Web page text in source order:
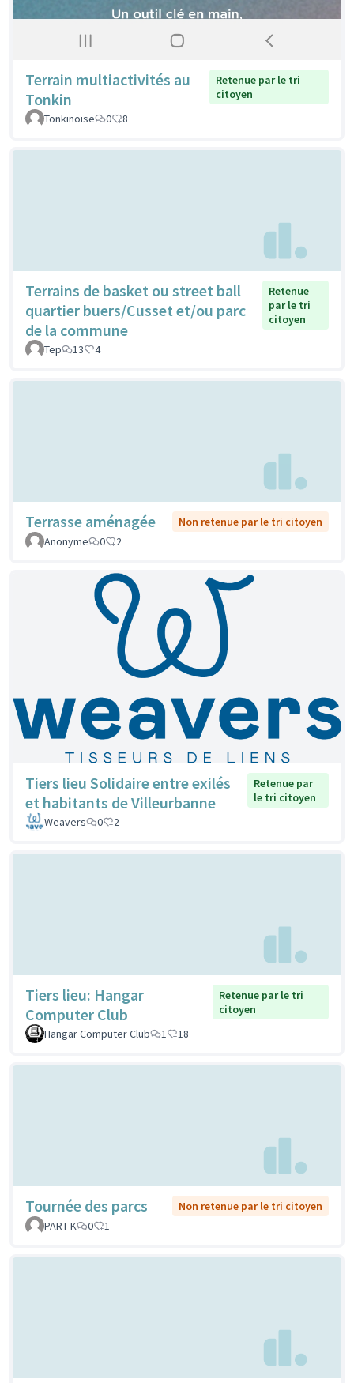
Terrain multiactivités au
Tonkin
Retenue par le tri
citoyen
Tonkinoise
0 8
Terrains de basket ou street ball
quartier buers/Cusset et/ou parc
de la commune
Retenue
par le tri
citoyen
Tep 13 4
Terrasse aménagée
Non retenue par le tri citoyen
Anonyme
0 2
Tiers lieu Solidaire entre exilés
et habitants de Villeurbanne
Retenue par
le tri citoyen
Weavers
0 2
Tiers lieu: Hangar
Computer Club
Retenue par le tri
citoyen
Hangar Computer Club
1 18
Tournée des parcs
Non retenue par le tri citoyen
PART K
0 1